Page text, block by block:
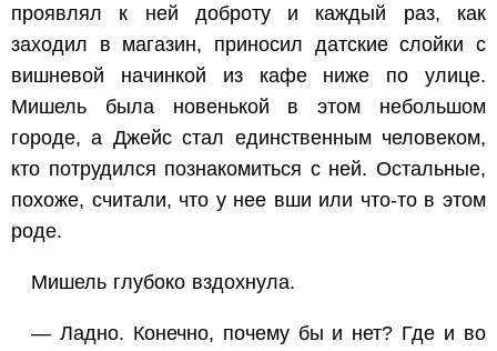
проявлял к ней доброту и каждый раз, как
заходил в магазин, приносил датские слойки с
вишневой начинкой из кафе ниже по улице.
Мишель была новенькой в этом небольшом
городе, а Джейс стал единственным человеком,
кто потрудился познакомиться с ней. Остальные,
похоже, считали, что у нее вши или что-то в этом
роде.
Мишель глубоко вздохнула.
— Ладно. Конечно, почему бы и нет? Где и во